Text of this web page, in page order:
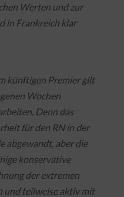
Werten und zur
in Frankreich klar
künftigen Premier gilt
Wochen
Denn das
für den RN in der
abgewandt, aber die
konservative
der extremen
und teilweise aktiv mit